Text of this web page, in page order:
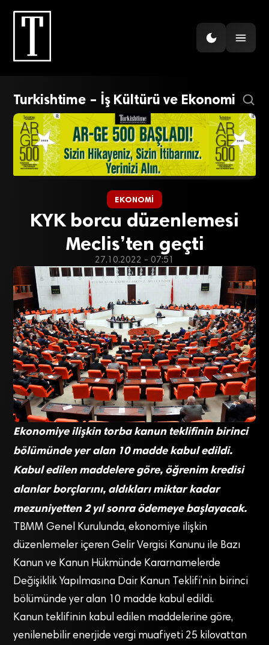
Turkishtime – İş Kültürü ve Ekonomi
EKONOMI
KYK borcu düzenlemesi
Meclis’ten geçti
27.10.2022 - 07:51
Ekonomiye ilişkin torba kanun teklifinin birinci
bölümünde yer alan 10 madde kabul edildi.
Kabul edilen maddelere göre, öğrenim kredisi
alanlar borçlarını, aldıkları miktar kadar
mezuniyetten 2 yıl sonra ödemeye başlayacak.
TBMM Genel Kurulunda, ekonomiye ilişkin
düzenlemeler içeren Gelir Vergisi Kanunu ile Bazı
Kanun ve Kanun Hükmünde Kararnamelerde
Değişiklik Yapılmasına Dair Kanun Teklifi’nin birinci
bölümünde yer alan 10 madde kabul edildi.
Kanun teklifinin kabul edilen maddelerine göre,
yenilenebilir enerjide vergi muafiyeti 25 kilovattan